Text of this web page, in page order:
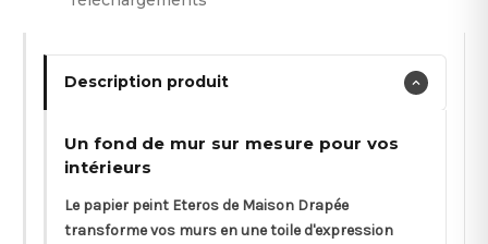
Description produit
Un fond de mur sur mesure pour vos
intérieurs
Le papier peint Eteros de Maison Drapée
transforme vos murs en une toile d'expression